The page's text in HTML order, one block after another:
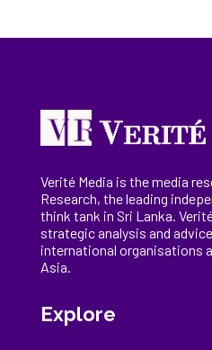
Verité Media is the media
Research, theleading
think tank in Sri Lanka.
strategic analysis and
international organisations
Asia.
Explore